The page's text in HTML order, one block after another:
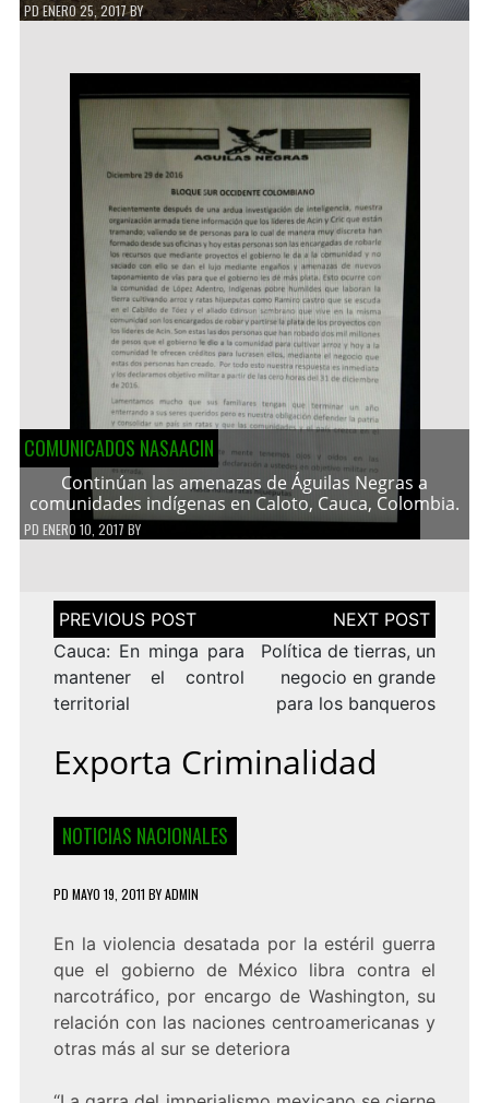
PDENERO 25, 2017BY
COMUNICADOS NASAACIN
Continúan las amenazas de Águilas Negras a
comunidades indígenas en Caloto, Cauca, Colombia.
PD ENERO 10, 2017 BY
Navegación
de
entradas
Cauca: En minga para
mantener el control
territorial
Política de tierras, un
negocio en grande
para los banqueros
Exporta Criminalidad
NOTICIAS NACIONALES
PD MAYO 19, 2011 BYADMIN
En la violencia desatada por la estéril guerra
que el gobierno de México libra contra el
narcotráfico, por encargo de Washington, su
relación con las naciones centroamericanas y
otras más al sur se deteriora